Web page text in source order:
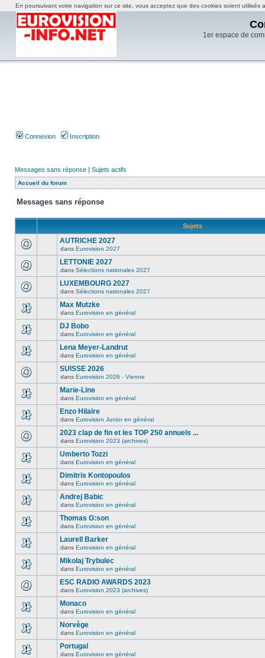
1er espace de
Connexion Inscription
Messages sans réponse | Sujets actifs
Accueil du forum
Messages sans réponse
Sujets
AUTRICHE 2027
dans Eurovision 2027
LETTONIE 2027
dans Sélections nationales 2027
LUXEMBOURG 2027
dans Sélections nationales 2027
Max Mutzke
dans Eurovision en général
DJ Bobo
dans Eurovision en général
Lena Meyer-Landrut
dans Eurovision en général
SUISSE 2026
dans Eurovision 2026 - Vienne
Marie-Line
dans Eurovision en général
Enzo Hilaire
dans Eurovision Junior en général
2023 clap de fin et les TOP 250 annuels ...
dans Eurovision 2023 (archives)
Umberto Tozzi
dans Eurovision en général
Dimitris Kontopoulos
dans Eurovision en général
Andrej Babic
dans Eurovision en général
Thomas G:son
dans Eurovision en général
Laurell Barker
dans Eurovision en général
Mikolaj Trybulec
dans Eurovision en général
ESC RADIO AWARDS 2023
dans Eurovision 2023 (archives)
Monaco
dans Eurovision en général
Norvège
dans Eurovision en général
Portugal
dans Eurovision en général
En poursuivant votre navigation sur ce site, vous acceptez que des cookies soient